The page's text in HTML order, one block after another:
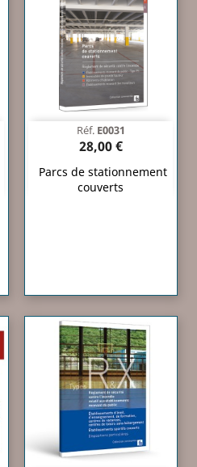
Réf. E0031
28,00 €
Parcs de stationnement
couverts